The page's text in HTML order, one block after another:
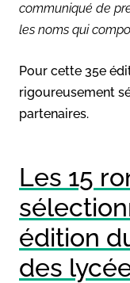
communiqué de
les noms qui
Pour cette 35e
rigoureusement
partenaires.
Les 15
édition
des